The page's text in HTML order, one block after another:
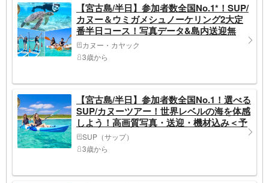
【宮古島/半日】参加者数全国No.1*！SUP/
カヌー＆ウミガメシュノーケリング2大定
番半日コース！写真データ&島内送迎無
料！
カヌー・カヤック
3歳から
【宮古島/半日】参加者数全国No.1！選べる
SUP/カヌーツアー！世界レベルの海を体感
しよう！高画質写真・送迎・機材込み＜予
約特典あり＞
SUP（サップ）
3歳から